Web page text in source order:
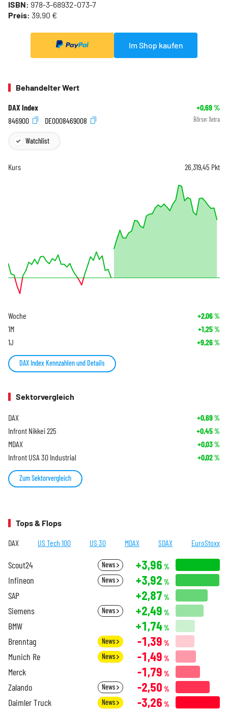
ISBN: 978-3-68932-073-7
Preis: 39,90 €
Im Shop kaufen
Behandelter Wert
DAX Index +0,69%
846900
DE0008469008 Börse: Xetra
Watchlist
Kurs 26.319,45 Pkt
Woche +2,06%
1M +1,25%
1J +9,26%
DAX Index Kennzahlen und Details
Sektorvergleich
DAX +0,69%
Infront Nikkei 225 +0,45%
MDAX +0,03%
Infront USA 30 Industrial +0,02%
Zum Sektorvergleich
Tops & Flops
DAX US Tech 100 US 30 MDAX SDAX EuroStoxx
Scout24 News +3,96 %
Infineon News +3,92 %
SAP +2,87 %
Siemens News +2,49 %
BMW +1,74%
Brenntag News -1,39 %
Munich Re News -1,49 %
Merck -1,79 %
Zalando News -2,50 %
Daimler Truck News -3,26 %